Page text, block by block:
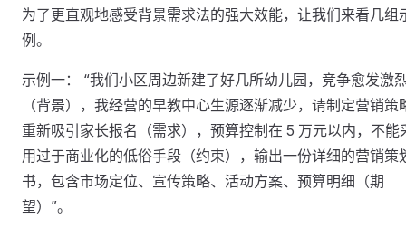
为了更直观地感受背景需求法的强大效能，让我们来看几组
例。
示例一： “我们小区周边新建了好几所幼儿园，竞争愈发激
（背景），我经营的早教中心生源逐渐减少，请制定营销策
重新吸引家长报名（需求），预算控制在 5 万元以内，不能
用过于商业化的低俗手段（约束），输出一份详细的营销策
书，包含市场定位、宣传策略、活动方案、预算明细（期
望）”。